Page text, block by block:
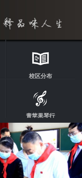
校区分布
青苹果琴行